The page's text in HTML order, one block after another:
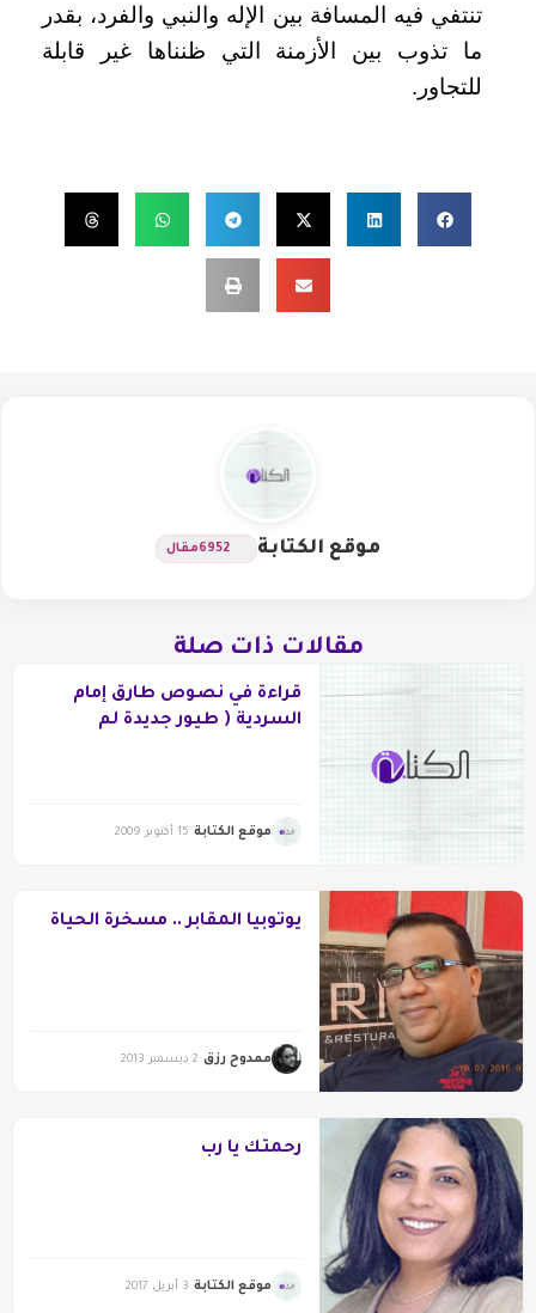
تنتفي فيه المسافة بين الإله والنبي والفرد، بقدر
ما تذوب بين الأزمنة التي ظنناها غير قابلة
للتجاور.
موقع الكتابة 6952مقال
مقالات ذات صلة
قراءة في نصوص طارق إمام
السردية ( طيور جديدة لم
موقع الكتابة 15 أكتوبر 2009
يوتوبيا المقابر .. مسخرة الحياة
ممدوح رزق 2 ديسمبر 2013
رحمتك يا رب
موقع الكتابة 3 أبريل 2017